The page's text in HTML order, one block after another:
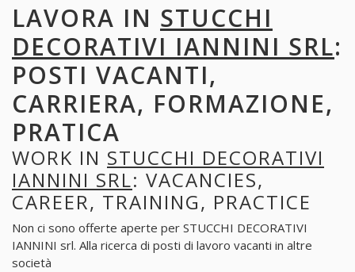
LAVORA IN STUCCHI
DECORATIVI IANNINI SRL:
POSTI VACANTI,
CARRIERA, FORMAZIONE,
PRATICA
WORK IN STUCCHI DECORATIVI
IANNINI SRL: VACANCIES,
CAREER, TRAINING, PRACTICE
Non ci sono offerte aperte per STUCCHI DECORATIVI
IANNINI srl. Alla ricerca di posti di lavoro vacanti in altre
società